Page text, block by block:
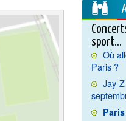
sport...
Où
Paris ?
Jay-